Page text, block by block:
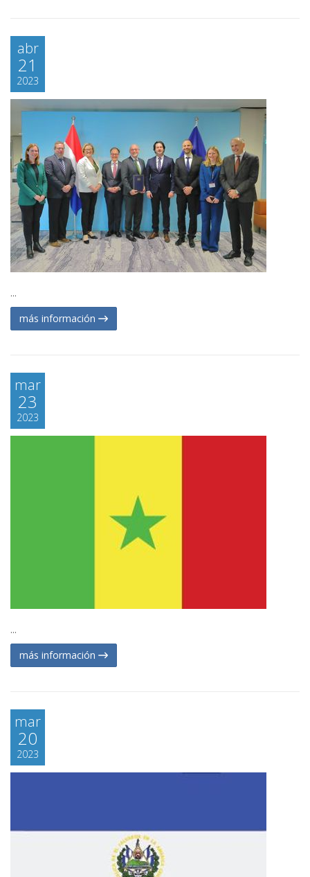
abr
21
2023
...
más información
mar
23
2023
...
más información
mar
20
2023